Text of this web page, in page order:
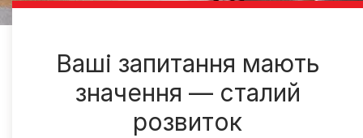
Ваші запитання мають
значення — сталий
розвиток